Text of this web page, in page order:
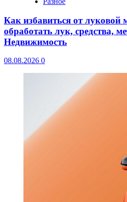
Как избавиться от луковой
обработать лук, средства,
Недвижимость
08.08.2026 0